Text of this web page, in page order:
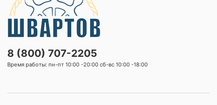
8 (800) 707-2205
Время работы: пн-пт 10:00 -20:00 сб-вс 10:00 -18:00